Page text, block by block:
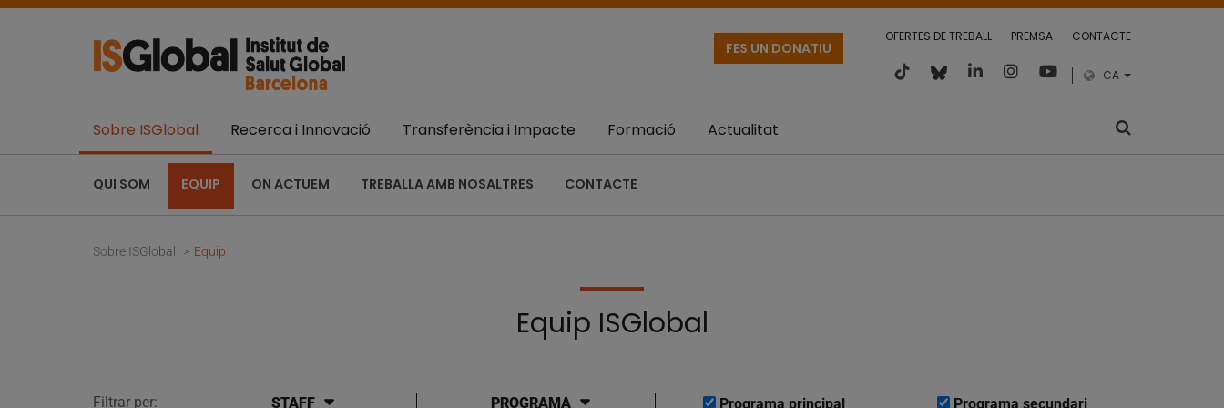
OFERTES DE TREBALL PREMSA CONTACTE
CA
FES UN DONATIU
Sobre ISGlobal
QUI SOM EQUIP ON ACTUEM TREBALLA AMB NOSALTRES CONTACTE
Recerca i Innovació Transferència i Impacte Formació Actualitat
Sobre ISGlobal Equip
Equip ISGlobal
Filtrar per: STAFF PROGRAMA Programa principal Programa secundari